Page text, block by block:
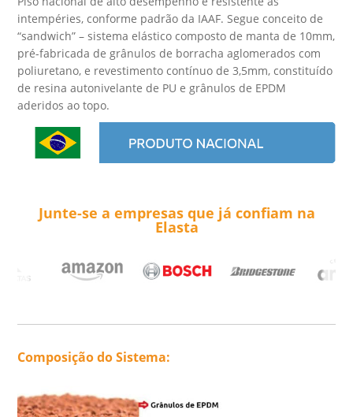
intempéries, conforme padrão da IAAF. Segue conceito de
“sandwich” – sistema elástico composto de manta de 10mm,
pré-fabricada de grânulos de borracha aglomerados com
poliuretano, e revestimento contínuo de 3,5mm, constituído
de resina autonivelante de PU e grânulos de EPDM
aderidos ao topo.
Junte-se a empresas que já confiam na
Elasta
Composição do Sistema: